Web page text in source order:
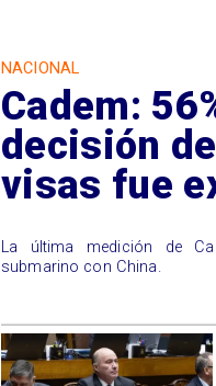
NACIONAL
Cadem:
decisión
visas fue
La última medición de
submarino con China.